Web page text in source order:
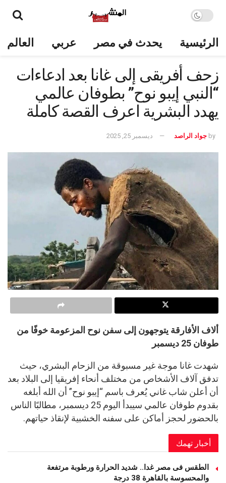
الرئيسية يحدث في مصر عربي العالم
زحف أفريقى إلى غانا بعد ادعاءات
“النبي إيبو نوح” بطوفان عالمي
يهدد البشرية اعرف القصة كاملة
by جواد الراصد ديسمبر 25, 2025
ألاف الأفارقة يتوجهون إلى سفن نوح المزعومة خوفًا من
طوفان 25 ديسمبر
شهدت غانا موجة غير مسبوقة من الزحام البشري، حيث
تدفق آلاف الأشخاص من مختلف أنحاء إفريقيا إلى البلاد بعد
أن أعلن شاب غاني يُعرف باسم “إيبو نوح” أن الله أبلغه
بقدوم طوفان عالمي سيبدأ اليوم 25 ديسمبر، مطالبًا الناس
بالحضور لحجز أماكن على سفنه الخشبية لإنقاذ حياتهم.
أخبار تهمك
الطقس فى مصر غدا.. شديد الحرارة ورطوبة مرتفعة
والمحسوسة بالقاهرة 38 درجة